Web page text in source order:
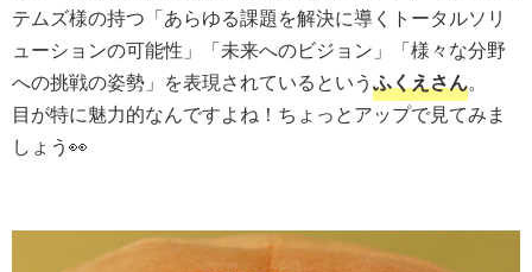
テムズ様の持つ「あらゆる課題を解決に導くトータルソリ
ューションの可能性」「未来へのビジョン」「様々な分野
への挑戦の姿勢」を表現されているというふくえさん。
目が特に魅力的なんですよね！ちょっとアップで見てみま
しょう👀